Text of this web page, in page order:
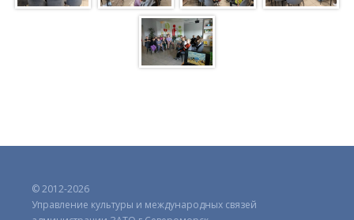
© 2012-2026
Управление культуры и международных связей